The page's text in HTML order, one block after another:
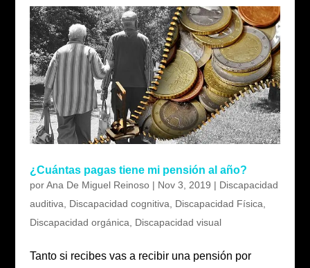
¿Cuántas pagas tiene mi pensión al año?
porAna De Miguel Reinoso| Nov 3, 2019 | Discapacidad
auditiva, Discapacidad cognitiva, Discapacidad Física,
Discapacidad orgánica, Discapacidad visual
Tanto si recibes vas a recibir una pensión por